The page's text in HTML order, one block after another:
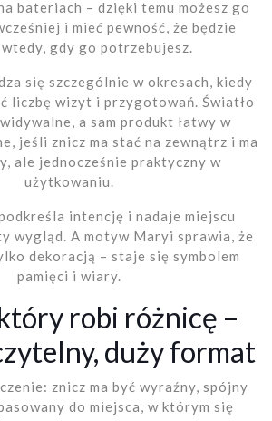
bateriach – dzięki temu możesz go
i mieć pewność, że będzie
gdy go potrzebujesz.
się szczególnie w okresach, kiedy
liczbę wizyt i przygotowań. Światło
a sam produkt łatwy w
jeśli znicz ma stać na zewnątrz i ma
ale jednocześnie praktyczny w
użytkowaniu.
intencję i nadaje miejscu
wygląd. A motyw Maryi sprawia, że
dekoracją – staje się symbolem
pamięci i wiary.
robi różnicę –
duży format
znicz ma być wyraźny, spójny
do miejsca, w którym się